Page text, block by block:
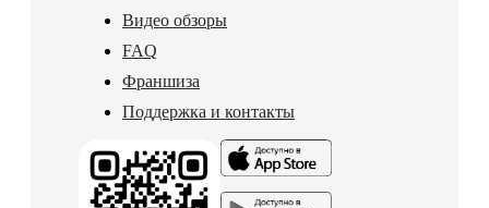
Видео обзоры
FAQ
Франшиза
Поддержка и контакты